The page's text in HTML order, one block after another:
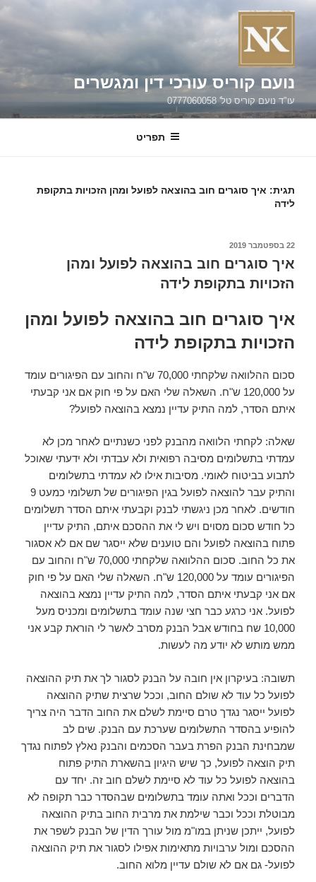
דילוג
נועם קוריס עורכי דין ומגשרים
עו"ד נועם קוריס טל' 0777060058
תפריט
תגית: איך סוגרים חוב בהוצאה לפועל ומהן הזכויות בתקופת
לידה
פורסם
22 בספטמבר 2019
איך סוגרים חוב בהוצאה לפועל ומהן
הזכויות בתקופת לידה
איך סוגרים חוב בהוצאה לפועל ומהן
הזכויות בתקופת לידה
סכום ההלוואה שלקחתי 70,000 ש"ח והחוב עם הפיגורים עומד
על 120,000 ש"ח. השאלה שלי האם על פי חוק אם אני קבעתי
איתם הסדר, למה התיק עדיין נמצא בהוצאה לפועל?
שאלה: לקחתי הלוואה מהבנק לפני כשנתיים לאחר מכן לא
עמדתי בתשלומים מסיבה רפואית ולא עבדתי ולא ידעתי שאוכל
לתבוע בביטוח לאומי. מסיבות אילו לא עמדתי בתשלומים
והתיק עבר להוצאה לפועל בגין הפיגורים של תשלומי כמעט 9
חודשים. לאחר מכן ניגשתי לבנק וקבעתי איתם הסדר תשלומים
כל חודש סכום מסוים ויש לי את ההסכם איתם, התיק עדיין
פתוח בהוצאה לפועל והם טוענים שלא ייסגר שם אם לא אסגור
את כל החוב. סכום ההלוואה שלקחתי 70,000 ש"ח והחוב עם
הפיגורים עומד על 120,000 ש"ח. השאלה שלי האם על פי חוק
אם אני קבעתי איתם הסדר, למה התיק עדיין נמצא בהוצאה
לפועל. אני כרגע כבר חצי שנה עומד בתשלומים ומכניס מעל
10,000 שח בחודש אבל הבנק מסרב לאשר לי הוראת קבע אני
ממש מותש לא יודע מה לעשות.
תשובה: בעיקרון אין חובה על הבנק לסגור לך את תיק ההוצאה
לפועל כל עוד לא שולם החוב, וככל שרצית שתיק ההוצאה
לפועל ייסגר נגדך טרם סיימת לשלם את החוב הדבר היה צריך
להופיע בהסדר התשלומים שערכת עם הבנק. שים לב
שמבחינת הבנק הפרת בעבר הסכמים והבנק נאלץ לפתוח נגדך
תיק הוצאה לפועל, כך שיש היגיון בהשארת התיק פתוח
בהוצאה לפועל כל עוד לא סיימת לשלם חוב זה. יחד עם
הדברים וככל ואתה עומד בתשלומים שבהסדר כבר תקופה לא
מבוטלת וככל וכבר שילמת את מרבית החוב בתיק ההוצאה
לפועל, ייתכן שניתן במו"מ מול עורך הדין של הבנק לשפר את
ההסכם ומול ערבויות מתאימות אפילו לסגור את תיק ההוצאה
לפועל- גם אם לא שולם עדיין מלוא החוב.